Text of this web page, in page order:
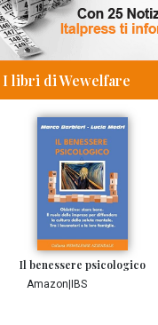
I libri di Wewelfare
Il benessere psicologico
Amazon IBS